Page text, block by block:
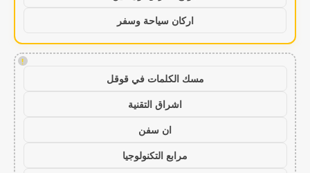
اركان سياحة وسفر
!
مسك الكلمات في قوقل
اشراق التقنية
ان سفن
مرابع التكنولوجيا